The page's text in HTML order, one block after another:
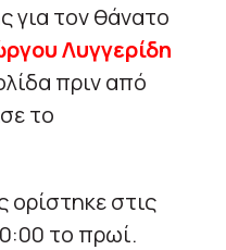
για τον θάνατο
Λυγγερίδη
πριν από
το
ορίστηκε στις
το πρωί.